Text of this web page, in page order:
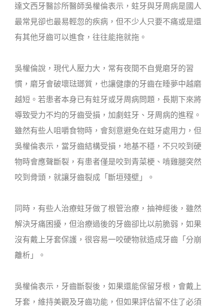
達文西牙醫診所醫師吳權倫表示，蛀牙與牙周病是國人
最常見卻也最易輕忽的疾病，但不少人只要不痛或是還
有其他牙齒可以進食，往往能拖就拖。
吳權倫說，現代人壓力大，常有夜間不自覺磨牙的習
慣，磨牙會破壞琺瑯質，也讓健康的牙齒在睡夢中越磨
越短。若患者本身已有蛀牙或牙周病問題，長期下來將
導致受力不均的牙齒受損，加劇蛀牙、牙周病的進程。
雖然有些人咀嚼食物時，會刻意避免在蛀牙處用力，但
吳權倫表示，當牙齒結構受損，地基不穩，不只咬到硬
物時會應聲斷裂，有患者僅是咬到青菜梗、啃雞腿突然
咬到骨頭，就讓牙齒裂成「斷垣殘壁」。
同時，有些人治療蛀牙做了根管治療，抽神經後，雖然
解決牙痛困擾，但治療過後的牙齒卻比以前脆弱，如果
沒有戴上牙套保護，很容易一咬硬物就造成牙齒「分崩
離析」。
吳權倫表示，牙齒斷裂後，如果還能保留牙根，會戴上
牙套，維持美觀及牙齒功能，但如果評估留不住了必須